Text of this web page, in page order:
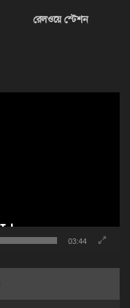
রেলওয়ে স্টেশন
03:44